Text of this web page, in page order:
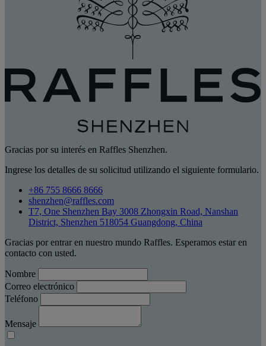
Gracias por su interés en Raffles Shenzhen.
Ingrese los detalles de su solicitud utilizando el siguiente formulario.
+86 755 8666 8666
shenzhen@raffles.com
T7, One Shenzhen Bay 3008 Zhongxin Road, Nanshan
District, Shenzhen 518054 Guangdong, China
Gracias por entrar en nuestro mundo Raffles. Esperamos estar en
contacto con usted.
Nombre
Correo electrónico
Teléfono
Mensaje